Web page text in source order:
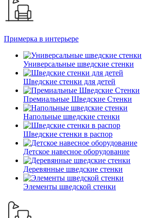
Примерка в интерьере
Универсальные шведские стенки
Шведские стенки для детей
Премиальные Шведские Стенки
Напольные шведские стенки
Шведские стенки в распор
Детское навесное оборудование
Деревянные шведские стенки
Элементы шведской стенки